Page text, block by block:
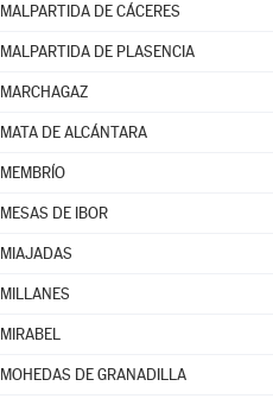
MALPARTIDA DE CÁCERES
MALPARTIDA DE PLASENCIA
MARCHAGAZ
MATA DE ALCÁNTARA
MEMBRÍO
MESAS DE IBOR
MIAJADAS
MILLANES
MIRABEL
MOHEDAS DE GRANADILLA